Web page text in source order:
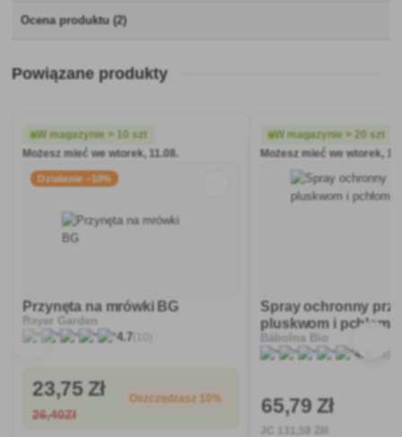
Ocena produktu (2)
Powiązane produkty
W magazynie > 10 szt
Możesz mieć we wtorek, 11.08.
Działanie −10%
Przynęta na mrówki BG
Bayer Garden
4.7
23,75 Zł
26,40Zł
Oszczędzasz 10%
W magazynie > 20 szt
Możesz mieć we wtorek,
Spray ochronny
pluskwom i pchłom
Bábolna Bio
4.9
(39)
65,79 Zł